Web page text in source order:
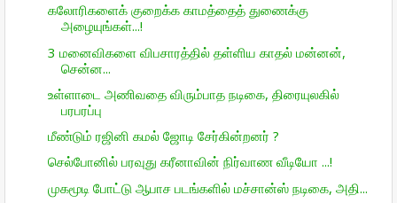
கலோரிகளைக் குறைக்க காமத்தைத் துணைக்கு
அழையுங்கள்...!
3 மனைவிகளை விபசாரத்தில் தள்ளிய காதல் மன்னன்,
சென்ன...
உள்ளாடை அணிவதை விரும்பாத நடிகை, திரையுலகில்
பரபரப்பு
மீண்டும் ரஜினி கமல் ஜோடி சேர்கின்றனர் ?
செல்போனில் பரவுது கரீனாவின் நிர்வாண வீடியோ ...!
முகமூடி போட்டு ஆபாச படங்களில் மச்சான்ஸ் நடிகை, அதி...